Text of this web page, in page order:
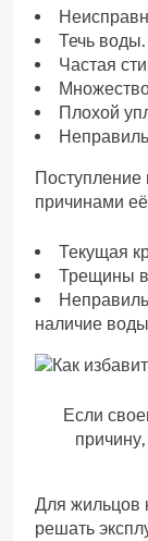
Течь воды.
Частая
Плохой
Поступление
причинами
Текущая
Трещины в
наличие
Если
Для жильцов
решать